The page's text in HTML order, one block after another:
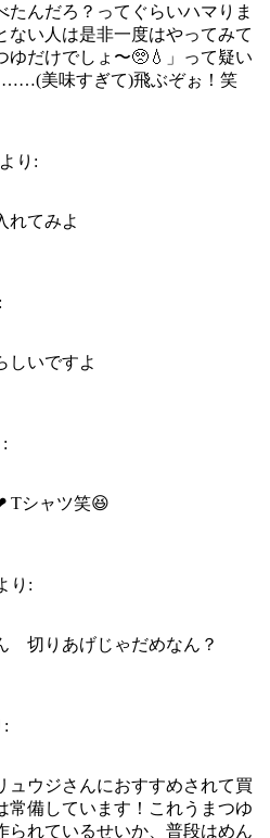
んだろ？ってぐらいハマりま
ない人は是非一度はやってみて
ゆだけでしょ〜🥺💧‬」って疑い
美味すぎて)飛ぶぞぉ！笑
より:
れてみよ
しいですよ
Tシャツ笑😆
り:
切りあげじゃだめなん？
:
ュウジさんにおすすめされて買
常備しています！これうまつゆ
られているせいか、普段はめん